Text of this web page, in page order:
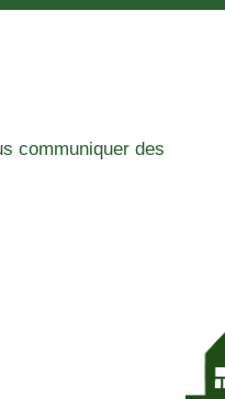
communiquer des